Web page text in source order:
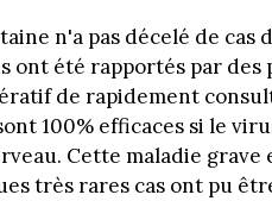
n'a pas décelé de cas
ont été rapportés par des
de rapidement
100% efficaces si le
Cette maladie
très rares cas ont pu